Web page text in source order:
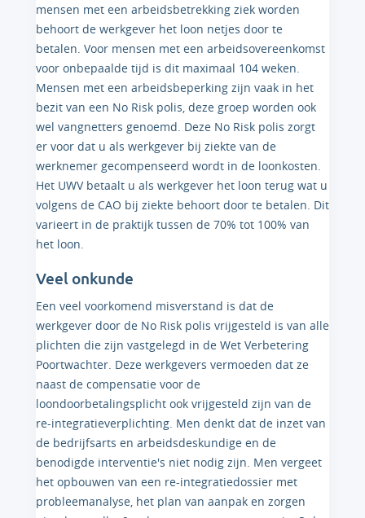
mensen met een arbeidsbetrekking ziek worden
behoort de werkgever het loon netjes door te
betalen. Voor mensen met een arbeidsovereenkomst
voor onbepaalde tijd is dit maximaal 104 weken.
Mensen met een arbeidsbeperking zijn vaak in het
bezit van een No Risk polis, deze groep worden ook
wel vangnetters genoemd. Deze No Risk polis zorgt
er voor dat u als werkgever bij ziekte van de
werknemer gecompenseerd wordt in de loonkosten.
Het UWV betaalt u als werkgever het loon terug wat u
volgens de CAO bij ziekte behoort door te betalen. Dit
varieert in de praktijk tussen de 70% tot 100% van
het loon.
Veel onkunde
Een veel voorkomend misverstand is dat de
werkgever door de No Risk polis vrijgesteld is van alle
plichten die zijn vastgelegd in de Wet Verbetering
Poortwachter. Deze werkgevers vermoeden dat ze
naast de compensatie voor de
loondoorbetalingsplicht ook vrijgesteld zijn van de
re-integratieverplichting. Men denkt dat de inzet van
de bedrijfsarts en arbeidsdeskundige en de
benodigde interventie's niet nodig zijn. Men vergeet
het opbouwen van een re-integratiedossier met
probleemanalyse, het plan van aanpak en zorgen